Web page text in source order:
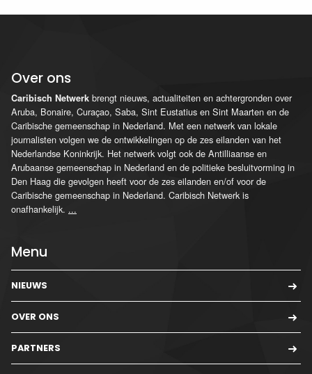
Over ons
Caribisch Netwerk brengt nieuws, actualiteiten en achtergronden over
Aruba, Bonaire, Curaçao, Saba, Sint Eustatius en Sint Maarten en de
Caribische gemeenschap in Nederland. Met een netwerk van lokale
journalisten volgen we de ontwikkelingen op de zes eilanden van het
Nederlandse Koninkrijk. Het netwerk volgt ook de Antilliaanse en
Arubaanse gemeenschap in Nederland en de politieke besluitvorming in
Den Haag die gevolgen heeft voor de zes eilanden en/of voor de
Caribische gemeenschap in Nederland. Caribisch Netwerk is
onafhankelijk. ...
Menu
NIEUWS
OVER ONS
PARTNERS